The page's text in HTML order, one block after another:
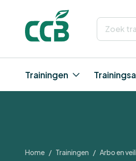
Trainingen
Home / Trainingen / Arbo en